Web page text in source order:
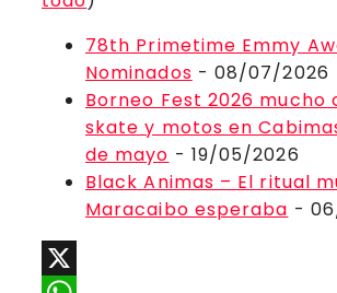
78th Primetime Emmy
Nominados - 08/07/2026
Borneo Fest 2026 mucho
skate y motos en
de mayo - 19/05/2026
Black Animas – El ritual
Maracaibo esperaba -